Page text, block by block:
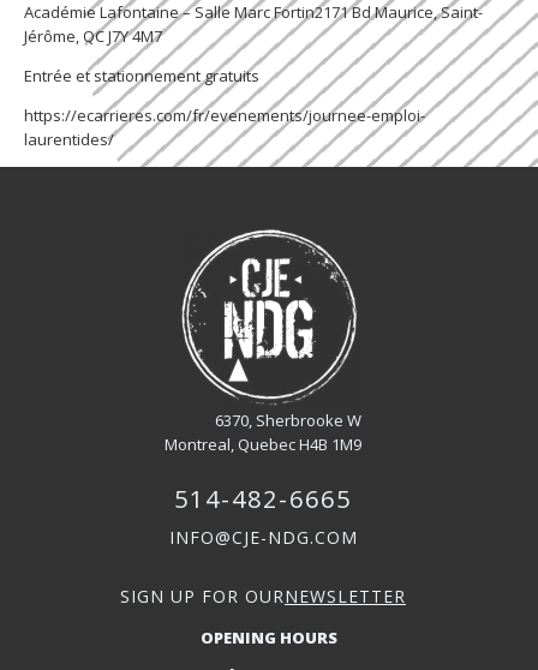
Académie Lafontaine – Salle Marc Fortin2171 Bd Maurice, Saint-
Jérôme, QC J7Y 4M7
Entrée et stationnement gratuits
https://ecarrieres.com/fr/evenements/journee-emploi-
laurentides/
6370, Sherbrooke W
Montreal, Quebec H4B 1M9
514-482-6665
INFO@CJE-NDG.COM
SIGN UP FOR OURNEWSLETTER
OPENING HOURS